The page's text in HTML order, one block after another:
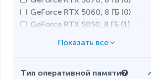
GeForce RTX 5060, 8 ГБ (0)
GeForce RTX 5050, 8 ГБ (1)
GeForce RTX 4060, 8 ГБ (8
Тип оперативной памяти